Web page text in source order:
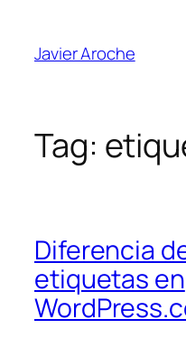
content
Javier Aroche
Tag:
Diferencia
etiquetas en